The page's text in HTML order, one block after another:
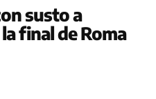
susto a
final de Roma